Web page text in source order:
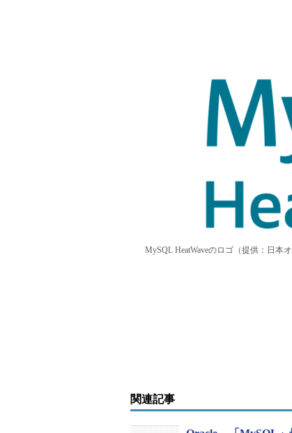
MySQL HeatWaveのロゴ（提供：日本オ
関連記事